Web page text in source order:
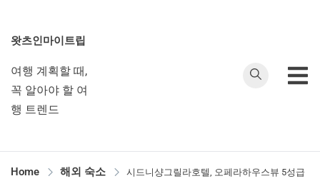
왓츠인마이트립
여행 계획할 때,
꼭 알아야 할 여
행 트렌드
Home 해외 숙소
시드니샹그릴라호텔, 오페라하우스뷰 5성급